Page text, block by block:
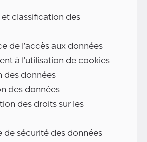
classification des
de l'accès aux données
à l'utilisation de cookies
des données
des données
des droits sur les
de sécurité des données